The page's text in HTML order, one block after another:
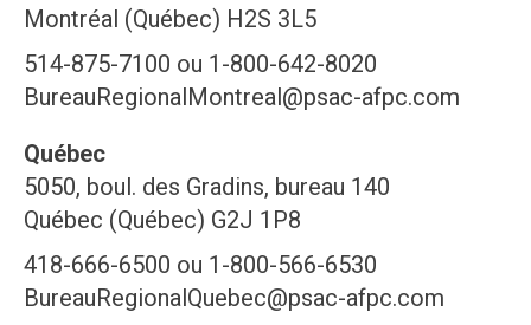
Montréal (Québec) H2S 3L5
514-875-7100 ou 1-800-642-8020
BureauRegionalMontreal@psac-afpc.com
Québec
5050, boul. des Gradins, bureau 140
Québec (Québec) G2J 1P8
418-666-6500 ou 1-800-566-6530
BureauRegionalQuebec@psac-afpc.com